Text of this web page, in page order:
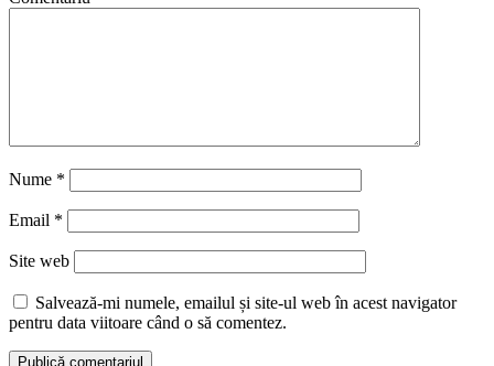
Nume *
Email *
Site web
Salvează-mi numele, emailul și site-ul web în acest navigator
pentru data viitoare când o să comentez.